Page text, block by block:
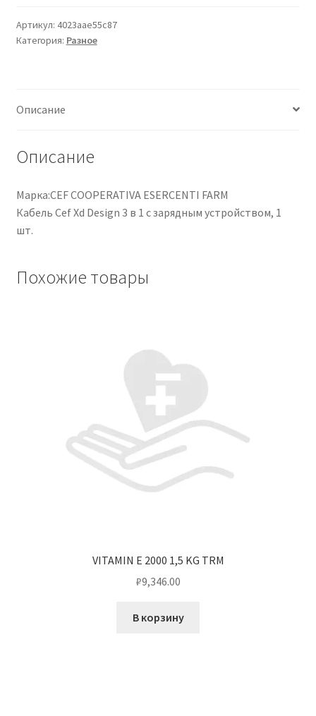
Cavo
3
1
Артикул: 4023aae55c87
Категория: Разное
Описание
Описание
Марка:CEF COOPERATIVA ESERCENTI FARM
Кабель Cef Xd Design 3 в 1 с зарядным устройством, 1
шт.
Похожие товары
VITAMIN E 2000 1,5 KG TRM
₽9,346.00
В корзину